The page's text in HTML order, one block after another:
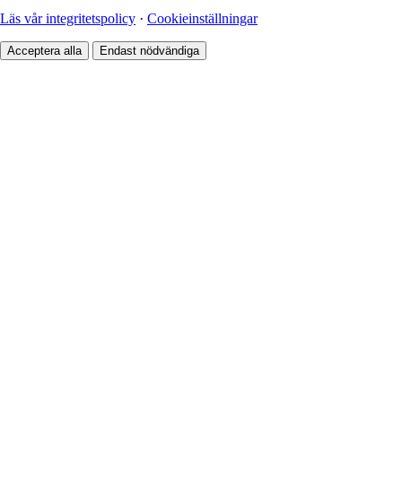
Läs vår integritetspolicy · Cookieinställningar
Acceptera alla Endast nödvändiga